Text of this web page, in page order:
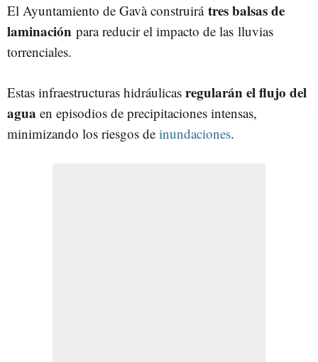
El Ayuntamiento de Gavà construirá tres balsas de
laminación para reducir el impacto de las lluvias
torrenciales.
Estas infraestructuras hidráulicas regularán el flujo del
agua en episodios de precipitaciones intensas,
minimizando los riesgos de inundaciones.